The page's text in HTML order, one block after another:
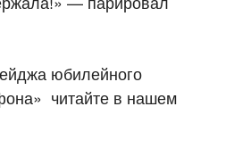
юбилейного
читайте в нашем